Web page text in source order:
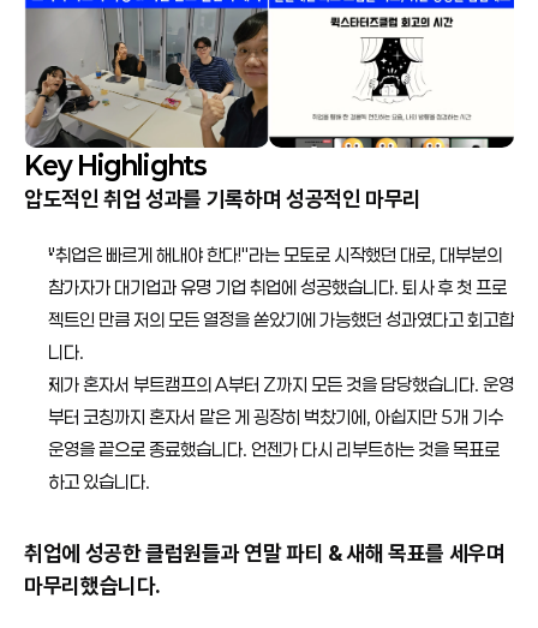
Key Highlights
압도적인 취업 성과를 기록하며 성공적인 마무리
"취업은 빠르게 해내야 한다!"라는 모토로 시작했던 대로, 대부분의
참가자가 대기업과 유명 기업 취업에 성공했습니다. 퇴사 후 첫 프로
젝트인 만큼 저의 모든 열정을 쏟았기에 가능했던 성과였다고 회고합
니다.
제가 혼자서 부트캠프의 A부터 Z까지 모든 것을 담당했습니다. 운영
부터 코칭까지 혼자서 맡은 게 굉장히 벅찼기에, 아쉽지만 5개 기수
운영을 끝으로 종료했습니다. 언젠가 다시 리부트하는 것을 목표로
하고 있습니다.
취업에 성공한 클럽원들과 연말 파티 & 새해 목표를 세우며
마무리했습니다.